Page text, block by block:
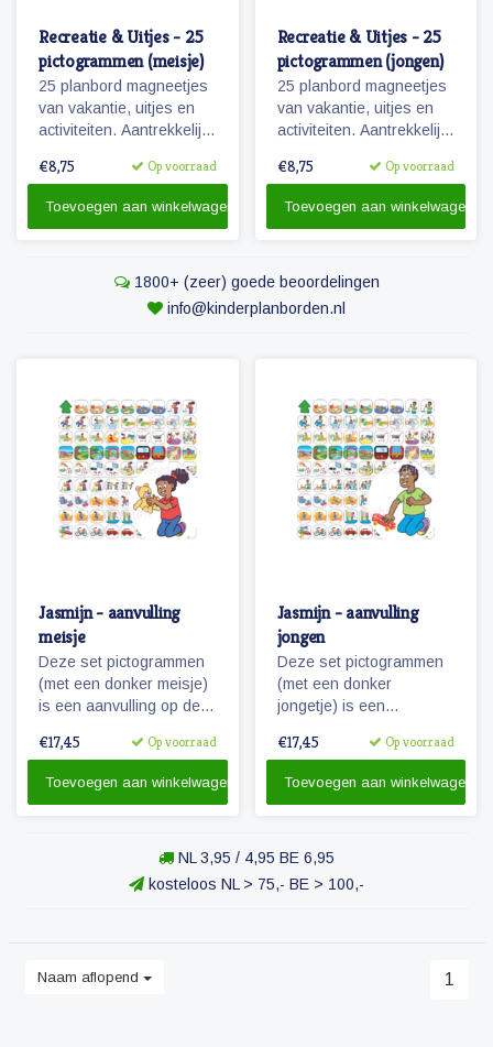
Recreatie & Uitjes - 25
pictogrammen (meisje)
25 planbord magneetjes
van vakantie, uitjes en
activiteiten. Aantrekkelijk
pictogrammen.
€8,75 Op voorraad
Toevoegen aan winkelwagen
Recreatie & Uitjes - 25
pictogrammen (jongen)
25 planbord magneetjes
van vakantie, uitjes en
activiteiten. Aantrekkelijk
pictogrammen.
€8,75 Op voorraad
Toevoegen aan winkelwagen
1800+ (zeer) goede beoordelingen
info@kinderplanborden.nl
Jasmijn - aanvulling
meisje
Deze set pictogrammen
(met een donker meisje)
is een aanvulling op de
en bevat vele
categorieën spel,
Tevens de uitbreiding
van 5 naar 7 dagen voor
€17,45 Op voorraad
Toevoegen aan winkelwagen
Jasmijn - aanvulling
jongen
Deze set pictogrammen
(met een donker
jongetje) is een
'basis schoolweek' en
in de categorieën spel,
Tevens de uitbreiding
van 5 naar 7 dagen voor
€17,45 Op voorraad
Toevoegen aan winkelwagen
NL 3,95 / 4,95 BE 6,95
kosteloos NL > 75,- BE > 100,-
Naam aflopend 1